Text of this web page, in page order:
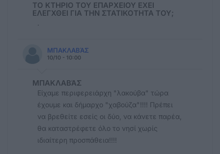
ΤΟ ΚΤΗΡΙΟ ΤΟΥ ΕΠΑΡΧΕΙΟΥ ΕΧΕΙ
ΕΛΕΓΧΘΕΙ ΓΙΑ ΤΗΝ ΣΤΑΤΙΚΟΤΗΤΑ ΤΟΥ;
ΜΠΑΚΛΑΒΆΣ
10/10 - 10:00
ΜΠΑΚΛΑΒΆΣ
Είχαμε περιφερειάρχη "λακούβα" τώρα
έχουμε και δήμαρχο "χαβούζα"!!!! Πρέπει
να βρεθείτε εσείς οι δύο, να κάνετε παρέα,
θα καταστρέφετε όλο το νησί χωρίς
ιδιαίτερη προσπάθεια!!!!